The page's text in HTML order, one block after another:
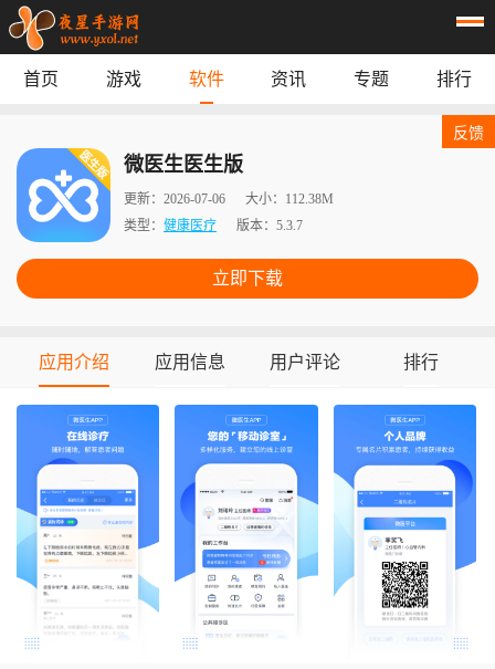
专题 榜单
首页 游戏 软件 资讯 专题 排行
微医生医生版
更新： 2026-07-06 大小： 112.38M
类型： 健康医疗 版本： 5.3.7
立即下载
反馈
应用介绍 应用信息 用户评论 排行